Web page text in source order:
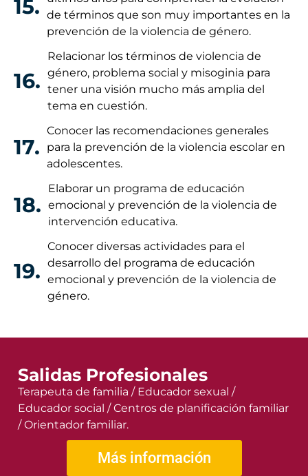
15. de términos que son muy importantes en la
prevención de la violencia de género.
16.
Relacionar los términos de violencia de
género, problema social y misoginia para
tener una visión mucho más amplia del
tema en cuestión.
17.
Conocer las recomendaciones generales
para la prevención de la violencia escolar en
adolescentes.
18.
Elaborar un programa de educación
emocional y prevención de la violencia de
intervención educativa.
19.
Conocer diversas actividades para el
desarrollo del programa de educación
emocional y prevención de la violencia de
género.
Salidas Profesionales
Terapeuta de familia / Educador sexual /
Educador social / Centros de planificación familiar
/ Orientador familiar.
Más información